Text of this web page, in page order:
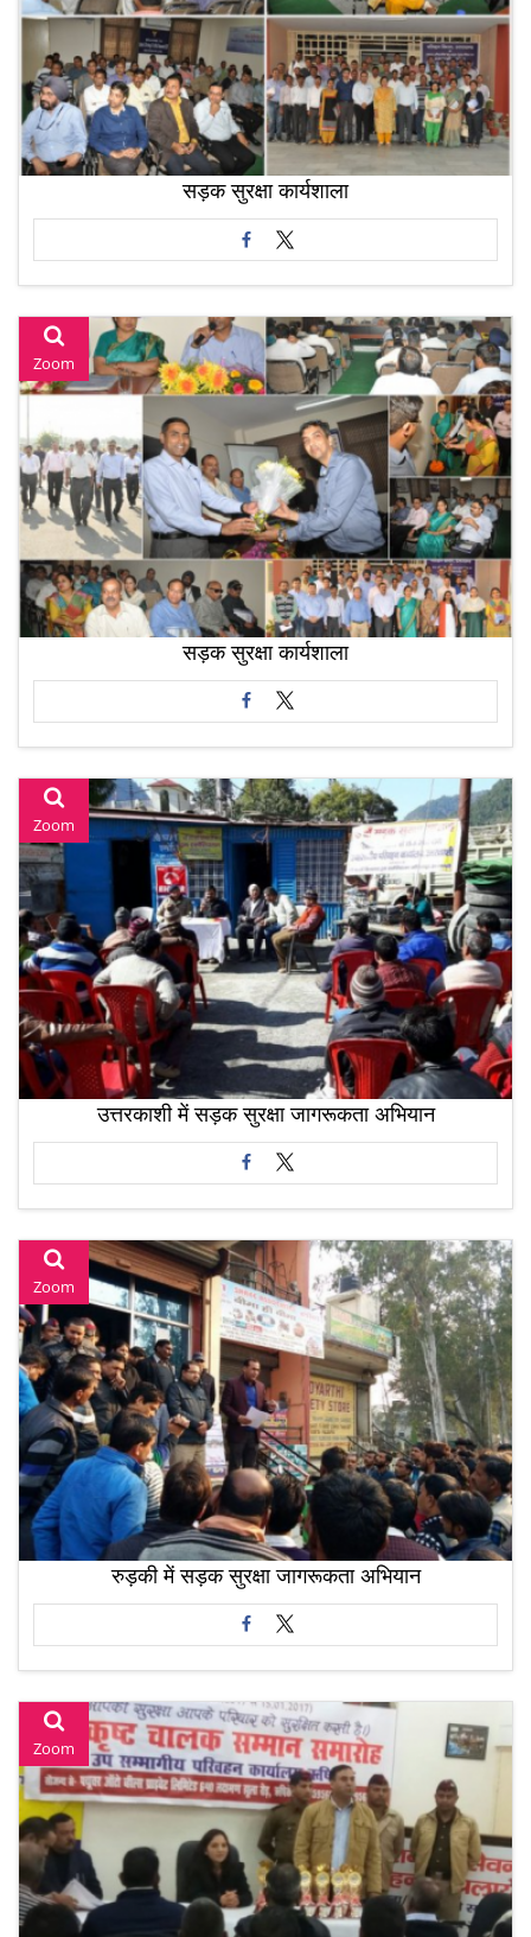
सड़क सुरक्षा कार्यशाला
Zoom
सड़क सुरक्षा कार्यशाला
Zoom
उत्तरकाशी में सड़क सुरक्षा जागरूकता अभियान
Zoom
रुड़की में सड़क सुरक्षा जागरूकता अभियान
Zoom